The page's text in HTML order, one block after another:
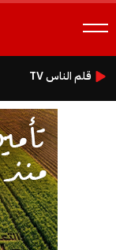
قلم الناس TV